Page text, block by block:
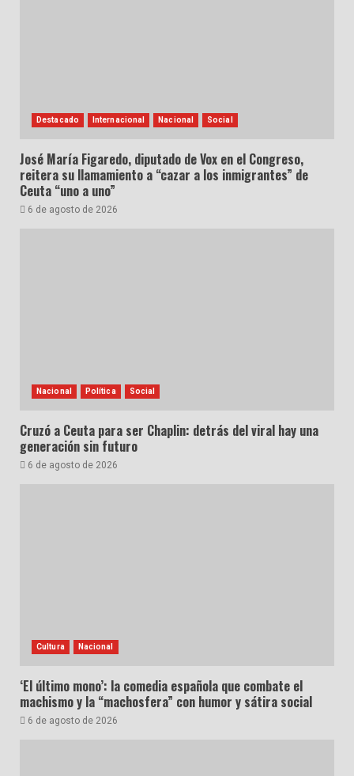
Destacado Internacional Nacional Social
José María Figaredo, diputado de Vox en el Congreso,
reitera su llamamiento a “cazar a los inmigrantes” de
Ceuta “uno a uno”
6 de agosto de 2026
Nacional Política Social
Cruzó a Ceuta para ser Chaplin: detrás del viral hay una
generación sin futuro
6 de agosto de 2026
Cultura Nacional
‘El último mono’: la comedia española que combate el
machismo y la “machosfera” con humor y sátira social
6 de agosto de 2026